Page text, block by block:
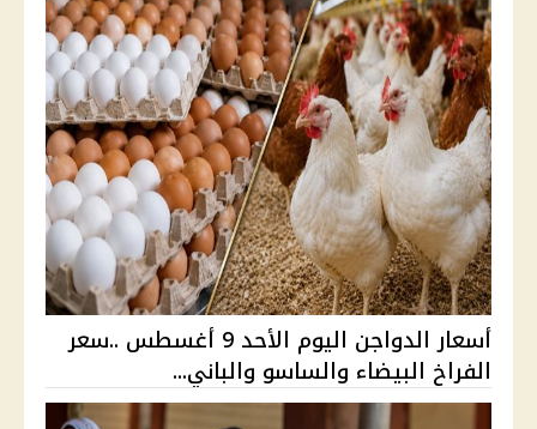
أسعار الدواجن اليوم الأحد 9 أغسطس ..سعر
الفراخ البيضاء والساسو والباني...